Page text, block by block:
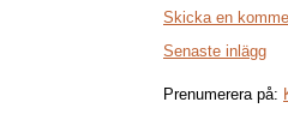
Skicka en
Senaste inlägg
Prenumerera på: